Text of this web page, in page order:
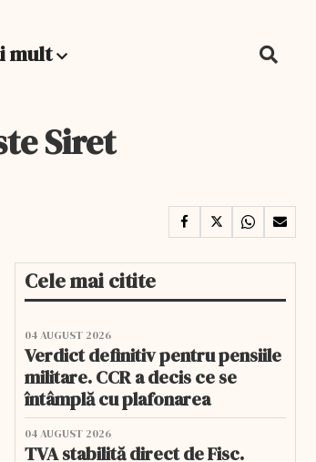
mult
Siret
Cele mai citite
04 AUGUST 2026
Verdict definitiv pentru pensiile
militare. CCR a decis ce se
întâmplă cu plafonarea
04 AUGUST 2026
TVA stabilită direct de Fisc.